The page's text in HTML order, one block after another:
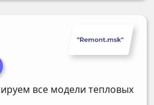
все модели тепловых